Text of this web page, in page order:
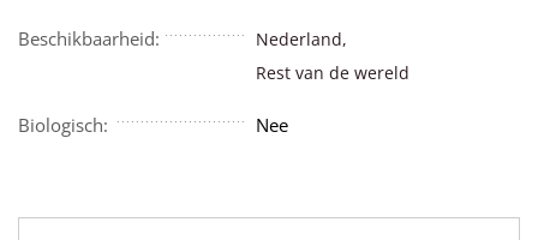
Beschikbaarheid:
Nederland,
Rest van de wereld
Biologisch: Nee